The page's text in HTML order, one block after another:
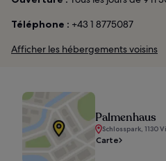
Téléphone : +43 1 8775087
Afficher les hébergements voisins
Palmenhaus
Schlosspark, 1130
Carte